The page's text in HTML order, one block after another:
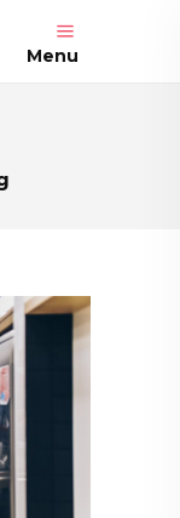
Menu